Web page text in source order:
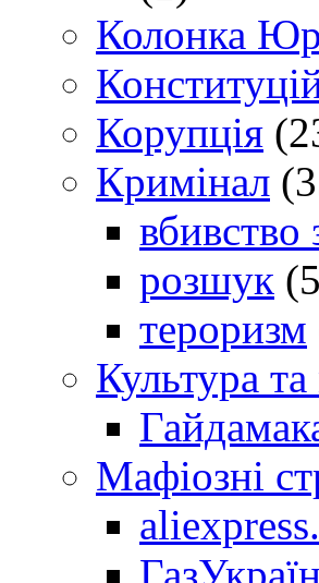
Колонка
Корупція
Кримінал
вбивство
розшук
тероризм
Культура
Мафіозні